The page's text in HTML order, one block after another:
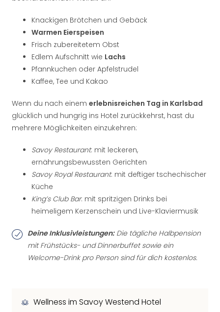
Knackigen Brötchen und Gebäck
Warmen Eierspeisen
Frisch zubereitetem Obst
Edlem Aufschnitt wie Lachs
Pfannkuchen oder Apfelstrudel
Kaffee, Tee und Kakao
Wenn du nach einem erlebnisreichen Tag in Karlsbad
glücklich und hungrig ins Hotel zurückkehrst, hast du
mehrere Möglichkeiten einzukehren:
Savoy Restaurant: mit leckeren,
ernährungsbewussten Gerichten
Savoy Royal Restaurant: mit deftiger tschechischer
Küche
King’s Club Bar: mit spritzigen Drinks bei
heimeligem Kerzenschein und Live-Klaviermusik
Deine Inklusivleistungen:Die tägliche Halbpension
mit Frühstücks- und Dinnerbuffet sowie ein
Welcome-Drink pro Person sind für dich kostenlos.
Wellness im Savoy Westend Hotel